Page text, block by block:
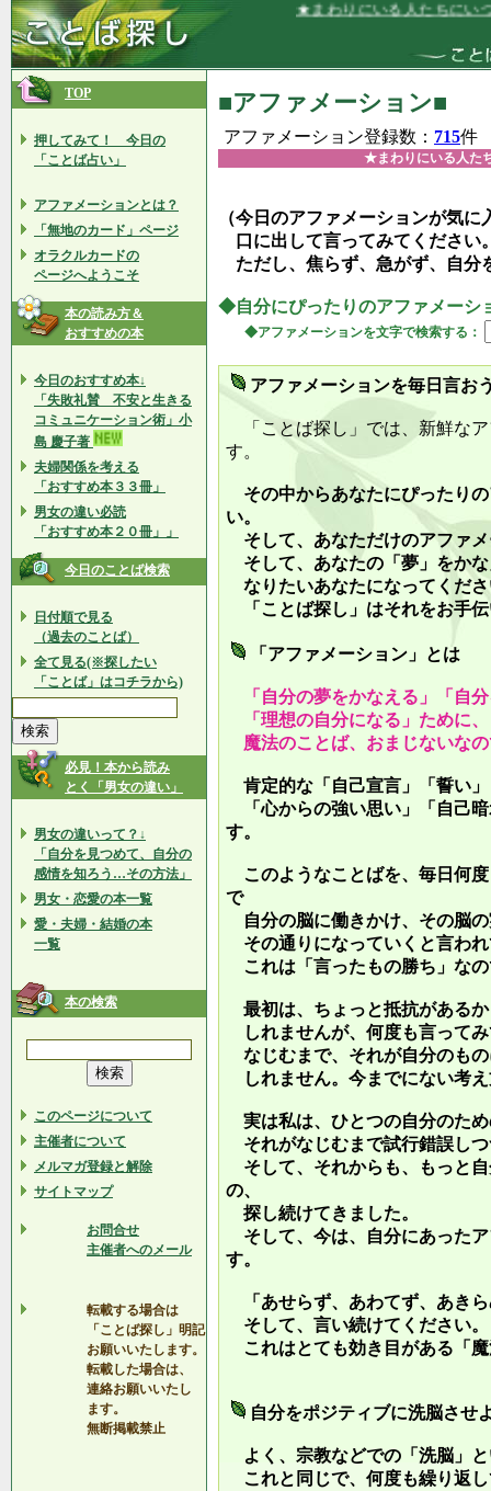
★まわりにいる人たちにいつも感謝し
TOP
押してみて！ 今日の
「ことば占い」
アファメーションとは？
「無地のカード」ページ
オラクルカードの
ページへようこそ
本の読み方＆
おすすめの本
今日のおすすめ本↓
「失敗礼賛 不安と生きる
コミュニケーション術」小
島 慶子著
夫婦関係を考える
「おすすめ本３３冊」
男女の違い必読
「おすすめ本２０冊」」
今日のことば検索
日付順で見る
（過去のことば）
全て見る(※探したい
「ことば」はコチラから)
必見！本から読み
とく「男女の違い」
男女の違いって？↓
「自分を見つめて、自分の
感情を知ろう…その方法」
男女・恋愛の本一覧
愛・夫婦・結婚の本
一覧
本の検索
このページについて
主催者について
メルマガ登録と解除
サイトマップ
お問合せ
主催者へのメール
転載する場合は
「ことば探し」明記
お願いいたします。
転載した場合は、
連絡お願いいたし
ます。
無断掲載禁止
■アファメーション■
アファメーション登録数： 715件
★まわりにいる人た
（今日のアファメーションが気
口に出して言ってみてください
ただし、焦らず、急がず、自分
◆自分にぴったりのアファメーシ
◆アファメーションを文字で検索する：
アファメーションを毎日言お
「ことば探し」では、新鮮な
す。
その中からあなたにぴったり
い。
そして、あなただけのアファ
そして、あなたの「夢」をか
なりたいあなたになってくだ
「ことば探し」はそれをお手
「アファメーション」とは
「自分の夢をかなえる」「自
「理想の自分になる」ために
魔法のことば、おまじないな
肯定的な「自己宣言」「誓い
「心からの強い思い」「自己
す。
このようなことばを、毎日何
で
自分の脳に働きかけ、その脳
その通りになっていくと言わ
これは「言ったもの勝ち」な
最初は、ちょっと抵抗がある
しれませんが、何度も言って
なじむまで、それが自分のも
しれません。今までにない考
実は私は、ひとつの自分のた
それがなじむまで試行錯誤し
そして、それからも、もっと
の、
探し続けてきました。
そして、今は、自分にあった
す。
「あせらず、あわてず、あき
そして、言い続けてください。
これはとても効き目がある「
自分をポジティブに洗脳させ
よく、宗教などでの「洗脳」
これと同じで、何度も繰り返